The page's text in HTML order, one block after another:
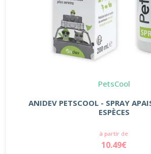
PetsCool
ANIDEV PETSCOOL - SPRAY
ESPÈCES
à partir de
10.49€